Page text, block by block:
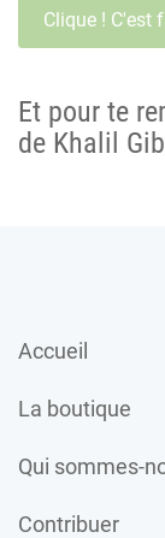
Et pour te
de Khalil
Accueil
La boutique
Qui sommes-
Contribuer